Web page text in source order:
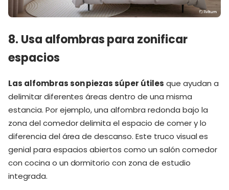
8. Usa alfombras para zonificar
espacios
Las alfombras son piezas súper útiles que ayudan a
delimitar diferentes áreas dentro de una misma
estancia. Por ejemplo, una alfombra redonda bajo la
zona del comedor delimita el espacio de comer y lo
diferencia del área de descanso. Este truco visual es
genial para espacios abiertos como un salón comedor
con cocina o un dormitorio con zona de estudio
integrada.